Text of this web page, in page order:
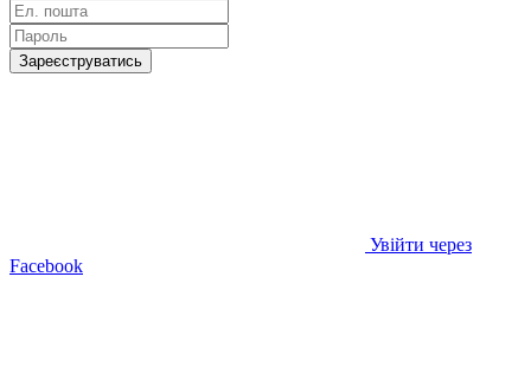
Зареєструватись
Увійти через
Facebook